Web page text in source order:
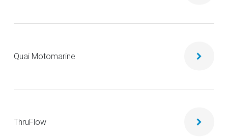
Quai Motomarine
ThruFlow